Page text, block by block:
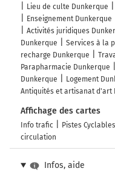
Lieu de culte Dunkerque
Enseignement Dunkerque
Activités juridiques
Dunkerque
Services à la
recharge Dunkerque
Parapharmacie Dunkerque
Dunkerque
Logement
Antiquités et artisanat d'art
Affichage des cartes
Info trafic Pistes Cyclables
circulation
Infos, aide